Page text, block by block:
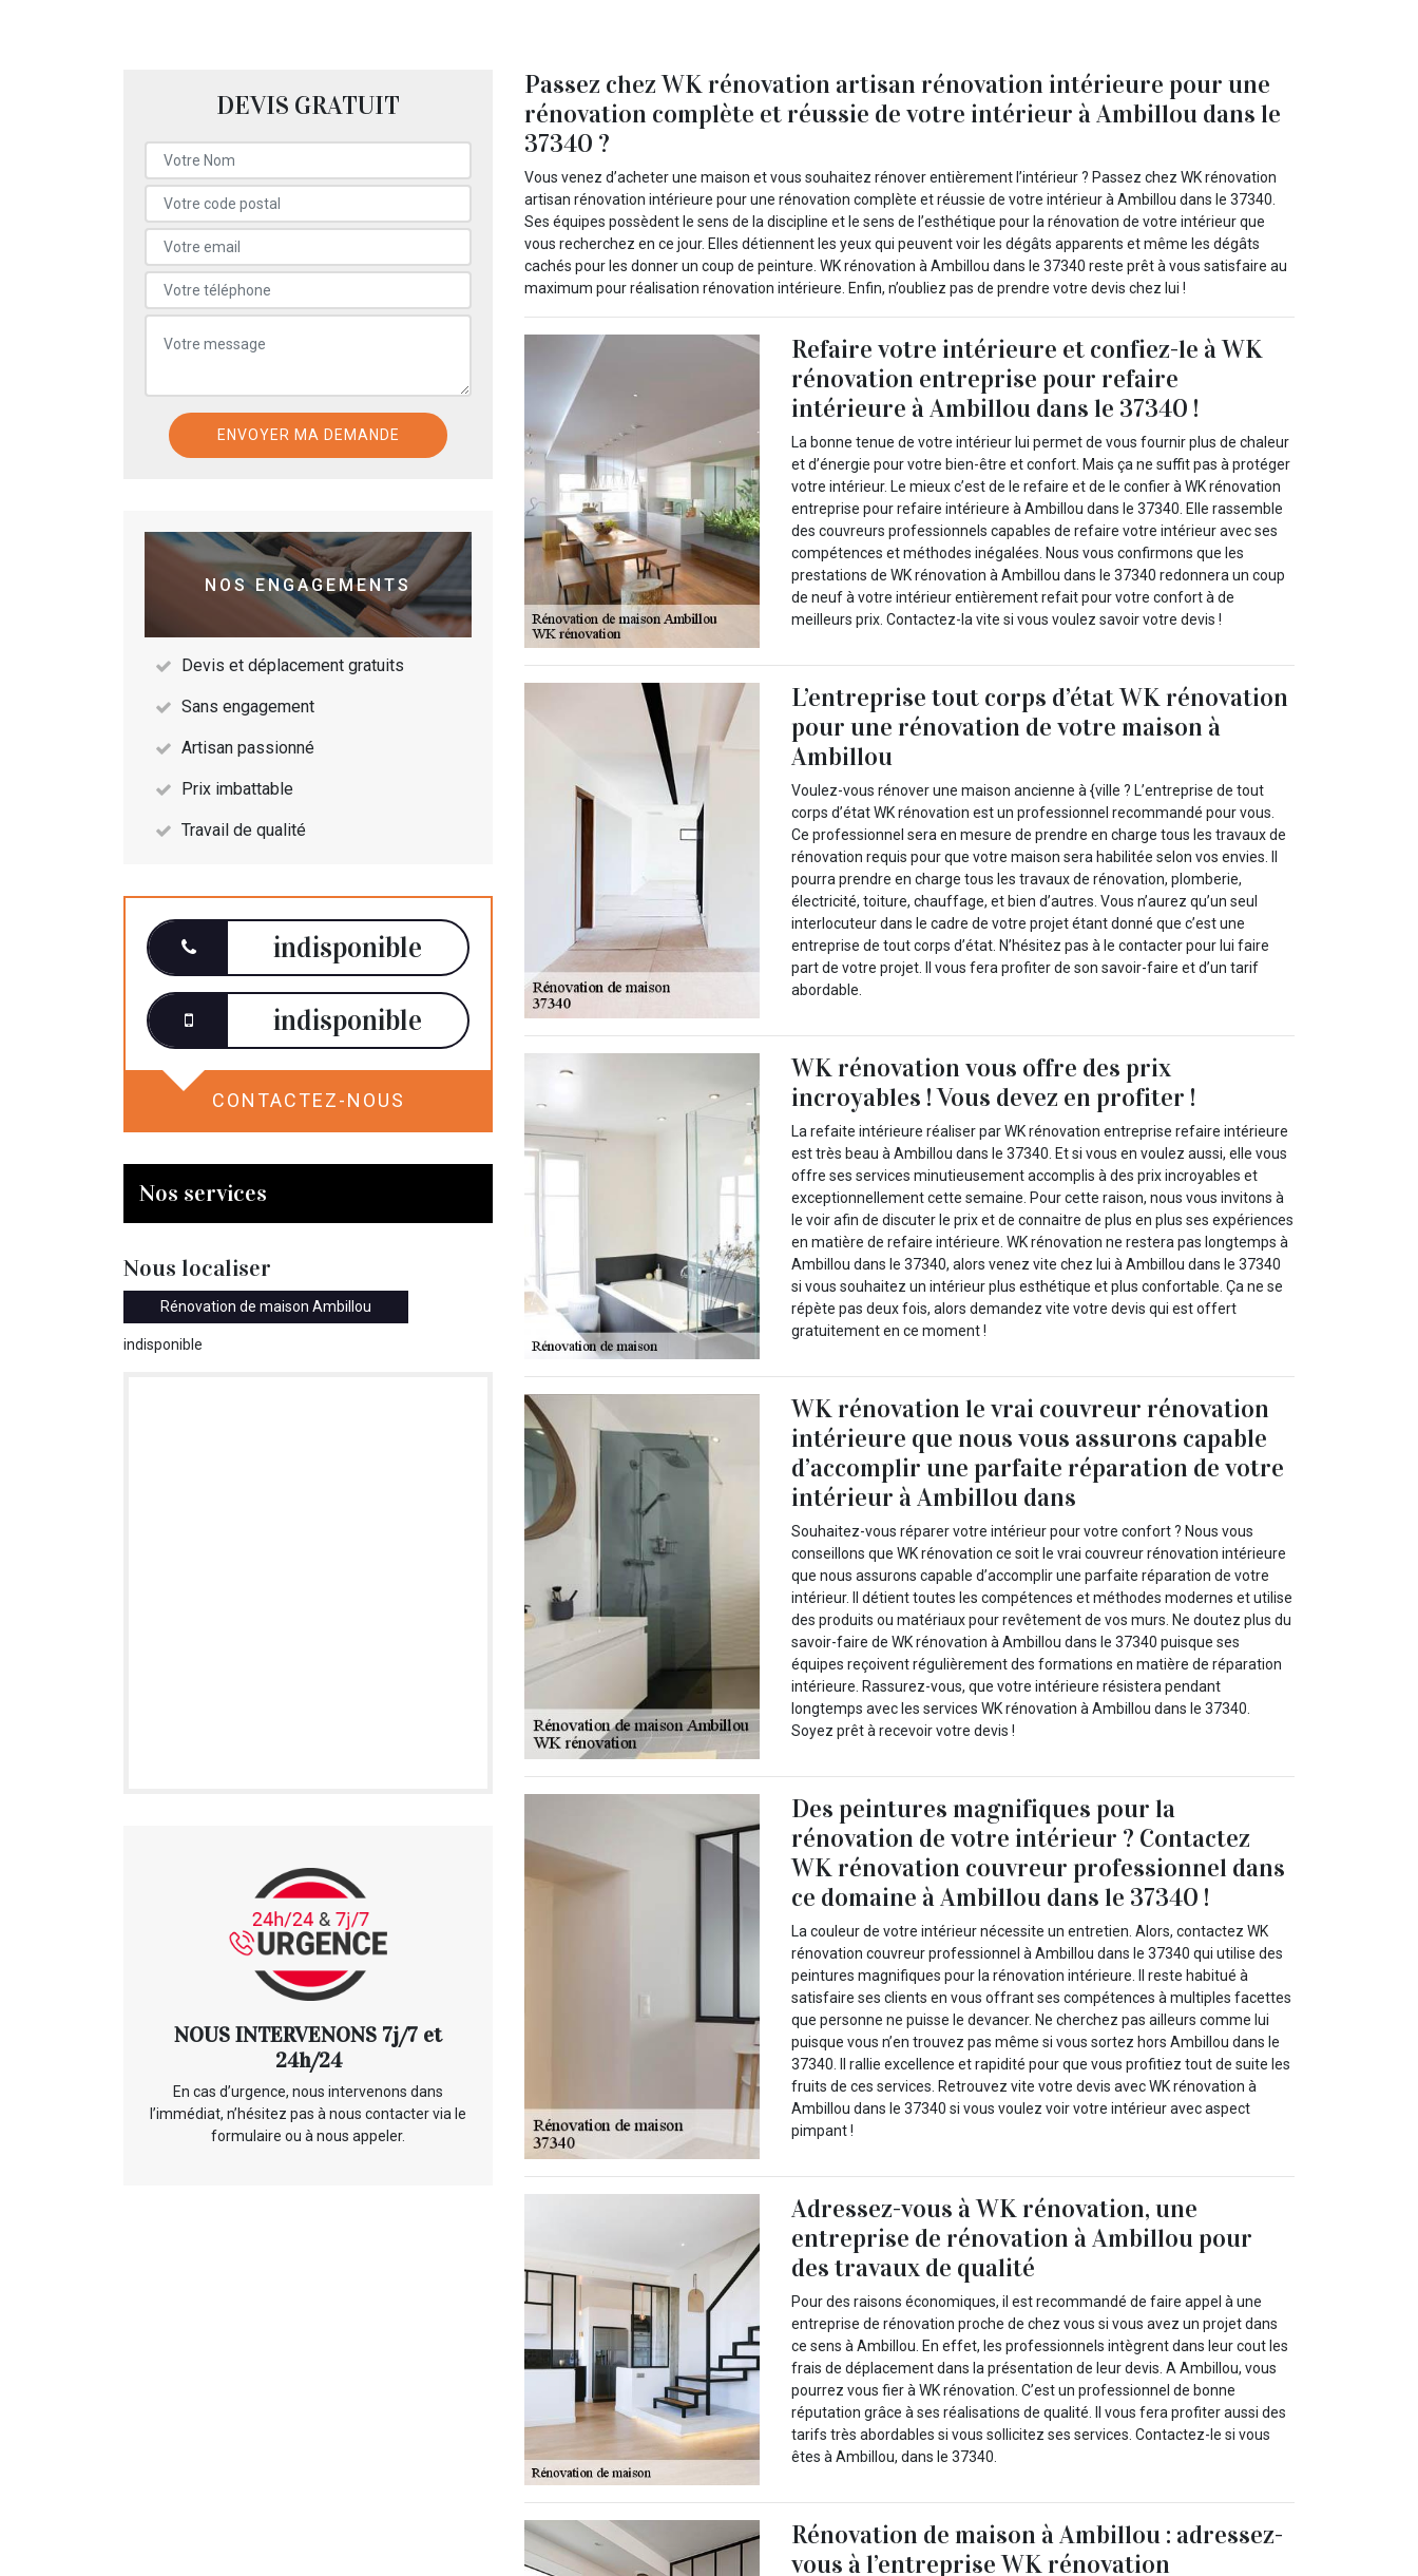
DEVIS GRATUIT
NOS ENGAGEMENTS
Devis et déplacement gratuits
Sans engagement
Artisan passionné
Prix imbattable
Travail de qualité
indisponible
indisponible
CONTACTEZ-NOUS
Nos services
Nous localiser
Rénovation de maison Ambillou
indisponible
NOUS INTERVENONS 7j/7 et
24h/24
En cas d’urgence, nous intervenons dans
l’immédiat, n’hésitez pas à nous contacter via le
formulaire ou à nous appeler.
Passez chez WK rénovation artisan rénovation intérieure pour une
rénovation complète et réussie de votre intérieur à Ambillou dans le
37340 ?
Vous venez d’acheter une maison et vous souhaitez rénover entièrement l’intérieur ? Passez chez WK rénovation
artisan rénovation intérieure pour une rénovation complète et réussie de votre intérieur à Ambillou dans le 37340.
Ses équipes possèdent le sens de la discipline et le sens de l’esthétique pour la rénovation de votre intérieur que
vous recherchez en ce jour. Elles détiennent les yeux qui peuvent voir les dégâts apparents et même les dégâts
cachés pour les donner un coup de peinture. WK rénovation à Ambillou dans le 37340 reste prêt à vous satisfaire au
maximum pour réalisation rénovation intérieure. Enfin, n’oubliez pas de prendre votre devis chez lui !
Refaire votre intérieure et confiez-le à WK
rénovation entreprise pour refaire
intérieure à Ambillou dans le 37340 !
La bonne tenue de votre intérieur lui permet de vous fournir plus de chaleur
et d’énergie pour votre bien-être et confort. Mais ça ne suffit pas à protéger
votre intérieur. Le mieux c’est de le refaire et de le confier à WK rénovation
entreprise pour refaire intérieure à Ambillou dans le 37340. Elle rassemble
des couvreurs professionnels capables de refaire votre intérieur avec ses
compétences et méthodes inégalées. Nous vous confirmons que les
prestations de WK rénovation à Ambillou dans le 37340 redonnera un coup
de neuf à votre intérieur entièrement refait pour votre confort à de
meilleurs prix. Contactez-la vite si vous voulez savoir votre devis !
L’entreprise tout corps d’état WK rénovation
pour une rénovation de votre maison à
Ambillou
Voulez-vous rénover une maison ancienne à {ville ? L’entreprise de tout
corps d’état WK rénovation est un professionnel recommandé pour vous.
Ce professionnel sera en mesure de prendre en charge tous les travaux de
rénovation requis pour que votre maison sera habilitée selon vos envies. Il
pourra prendre en charge tous les travaux de rénovation, plomberie,
électricité, toiture, chauffage, et bien d’autres. Vous n’aurez qu’un seul
interlocuteur dans le cadre de votre projet étant donné que c’est une
entreprise de tout corps d’état. N’hésitez pas à le contacter pour lui faire
part de votre projet. Il vous fera profiter de son savoir-faire et d’un tarif
abordable.
WK rénovation vous offre des prix
incroyables ! Vous devez en profiter !
La refaite intérieure réaliser par WK rénovation entreprise refaire intérieure
est très beau à Ambillou dans le 37340. Et si vous en voulez aussi, elle vous
offre ses services minutieusement accomplis à des prix incroyables et
exceptionnellement cette semaine. Pour cette raison, nous vous invitons à
le voir afin de discuter le prix et de connaitre de plus en plus ses expériences
en matière de refaire intérieure. WK rénovation ne restera pas longtemps à
Ambillou dans le 37340, alors venez vite chez lui à Ambillou dans le 37340
si vous souhaitez un intérieur plus esthétique et plus confortable. Ça ne se
répète pas deux fois, alors demandez vite votre devis qui est offert
gratuitement en ce moment !
WK rénovation le vrai couvreur rénovation
intérieure que nous vous assurons capable
d’accomplir une parfaite réparation de votre
intérieur à Ambillou dans
Souhaitez-vous réparer votre intérieur pour votre confort ? Nous vous
conseillons que WK rénovation ce soit le vrai couvreur rénovation intérieure
que nous assurons capable d’accomplir une parfaite réparation de votre
intérieur. Il détient toutes les compétences et méthodes modernes et utilise
des produits ou matériaux pour revêtement de vos murs. Ne doutez plus du
savoir-faire de WK rénovation à Ambillou dans le 37340 puisque ses
équipes reçoivent régulièrement des formations en matière de réparation
intérieure. Rassurez-vous, que votre intérieure résistera pendant
longtemps avec les services WK rénovation à Ambillou dans le 37340.
Soyez prêt à recevoir votre devis !
Des peintures magnifiques pour la
rénovation de votre intérieur ? Contactez
WK rénovation couvreur professionnel dans
ce domaine à Ambillou dans le 37340 !
La couleur de votre intérieur nécessite un entretien. Alors, contactez WK
rénovation couvreur professionnel à Ambillou dans le 37340 qui utilise des
peintures magnifiques pour la rénovation intérieure. Il reste habitué à
satisfaire ses clients en vous offrant ses compétences à multiples facettes
que personne ne puisse le devancer. Ne cherchez pas ailleurs comme lui
puisque vous n’en trouvez pas même si vous sortez hors Ambillou dans le
37340. Il rallie excellence et rapidité pour que vous profitiez tout de suite les
fruits de ces services. Retrouvez vite votre devis avec WK rénovation à
Ambillou dans le 37340 si vous voulez voir votre intérieur avec aspect
pimpant !
Adressez-vous à WK rénovation, une
entreprise de rénovation à Ambillou pour
des travaux de qualité
Pour des raisons économiques, il est recommandé de faire appel à une
entreprise de rénovation proche de chez vous si vous avez un projet dans
ce sens à Ambillou. En effet, les professionnels intègrent dans leur cout les
frais de déplacement dans la présentation de leur devis. A Ambillou, vous
pourrez vous fier à WK rénovation. C’est un professionnel de bonne
réputation grâce à ses réalisations de qualité. Il vous fera profiter aussi des
tarifs très abordables si vous sollicitez ses services. Contactez-le si vous
êtes à Ambillou, dans le 37340.
Rénovation de maison à Ambillou : adressez-
vous à l’entreprise WK rénovation